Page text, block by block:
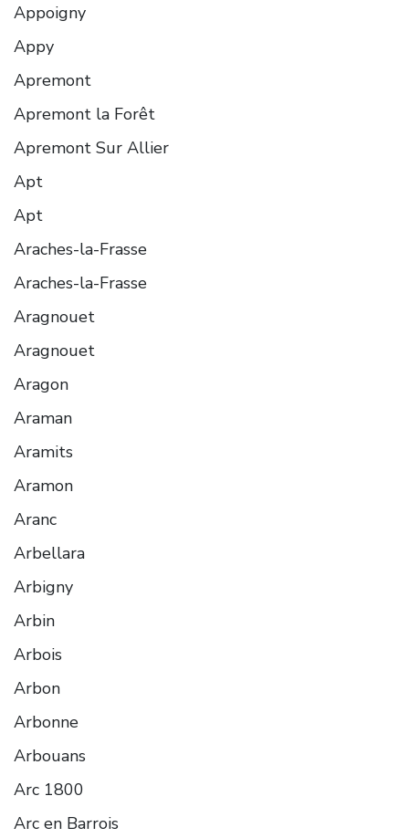
Appoigny
Appy
Apremont
Apremont la Forêt
Apremont Sur Allier
Apt
Apt
Araches-la-Frasse
Araches-la-Frasse
Aragnouet
Aragnouet
Aragon
Araman
Aramits
Aramon
Aranc
Arbellara
Arbigny
Arbin
Arbois
Arbon
Arbonne
Arbouans
Arc 1800
Arc en Barrois